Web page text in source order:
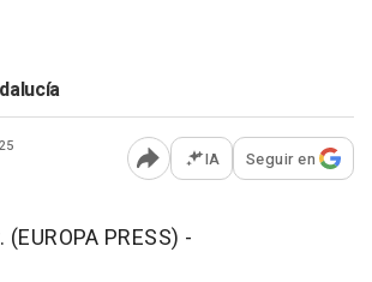
Abrir opciones para
IA Seguir en
PRESS) -